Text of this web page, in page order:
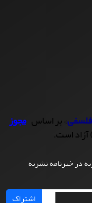
فلسفی» بر اساس مجوز
آزاد است.
در خبرنامه نشریه
اشتراک